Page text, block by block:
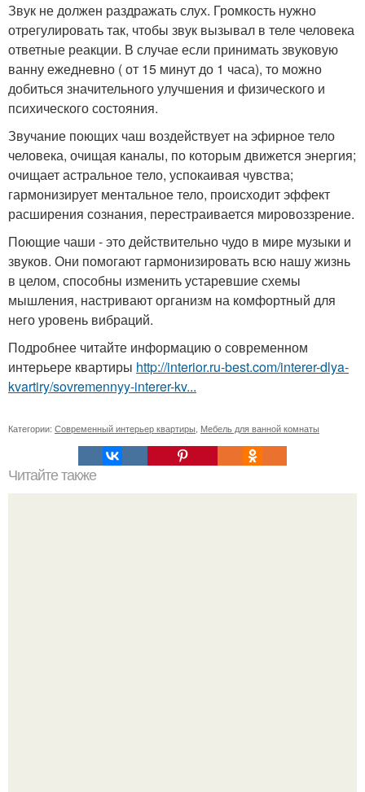
Звук не должен раздражать слух. Громкость нужно
отрегулировать так, чтобы звук вызывал в теле человека
ответные реакции. В случае если принимать звуковую
ванну ежедневно ( от 15 минут до 1 часа), то можно
добиться значительного улучшения и физического и
психического состояния.
Звучание поющих чаш воздействует на эфирное тело
человека, очищая каналы, по которым движется энергия;
очищает астральное тело, успокаивая чувства;
гармонизирует ментальное тело, происходит эффект
расширения сознания, перестраивается мировоззрение.
Поющие чаши - это действительно чудо в мире музыки и
звуков. Они помогают гармонизировать всю нашу жизнь
в целом, способны изменить устаревшие схемы
мышления, настривают организм на комфортный для
него уровень вибраций.
Подробнее читайте информацию о современном
интерьере квартиры http://interior.ru-best.com/interer-dlya-
kvartiry/sovremennyy-interer-kv...
Категории: Современный интерьер квартиры, Мебель для ванной комнаты
Читайте также